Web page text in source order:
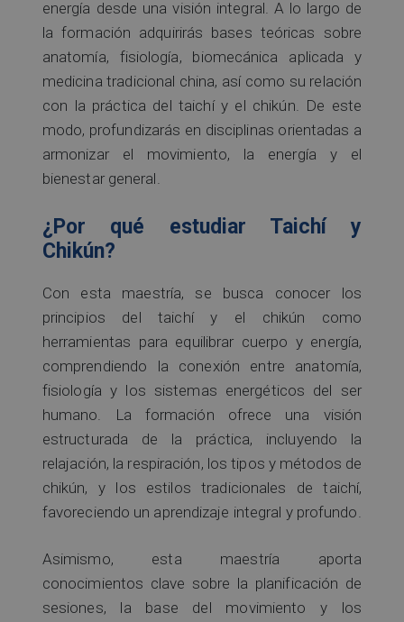
energía desde una visión integral. A lo largo de
la formación adquirirás bases teóricas sobre
anatomía, fisiología, biomecánica aplicada y
medicina tradicional china, así como su relación
con la práctica del taichí y el chikún. De este
modo, profundizarás en disciplinas orientadas a
armonizar el movimiento, la energía y el
bienestar general.
¿Por qué estudiar Taichí y
Chikún?
Con esta maestría, se busca conocer los
principios del taichí y el chikún como
herramientas para equilibrar cuerpo y energía,
comprendiendo la conexión entre anatomía,
fisiología y los sistemas energéticos del ser
humano. La formación ofrece una visión
estructurada de la práctica, incluyendo la
relajación, la respiración, los tipos y métodos de
chikún, y los estilos tradicionales de taichí,
favoreciendo un aprendizaje integral y profundo.
Asimismo, esta maestría aporta
conocimientos clave sobre la planificación de
sesiones, la base del movimiento y los